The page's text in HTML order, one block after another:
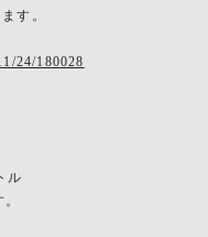
す。
24/180028
ル